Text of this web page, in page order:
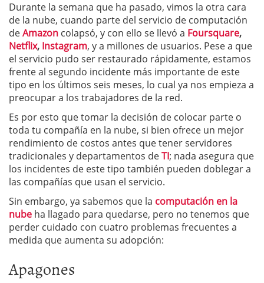
Durante la semana que ha pasado, vimos la otra cara
de la nube, cuando parte del servicio de computación
deAmazon colapsó, y con ello se llevó a Foursquare,
Netflix, Instagram, y a millones de usuarios. Pese a que
el servicio pudo ser restaurado rápidamente, estamos
frente al segundo incidente más importante de este
tipo en los últimos seis meses, lo cual ya nos empieza a
preocupar a los trabajadores de la red.
Es por esto que tomar la decisión de colocar parte o
toda tu compañía en la nube, si bien ofrece un mejor
rendimiento de costos antes que tener servidores
tradicionales y departamentos deTI; nada asegura que
los incidentes de este tipo también pueden doblegar a
las compañías que usan el servicio.
Sin embargo, ya sabemos que la computación en la
nube ha llagado para quedarse, pero no tenemos que
perder cuidado con cuatro problemas frecuentes a
medida que aumenta su adopción:
Apagones